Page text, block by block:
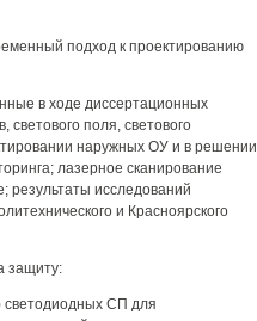
подход к проектированию
в ходе диссертационных
светового поля, светового
наружных ОУ и в решении
лазерное сканирование
результаты исследований
и Красноярского
защиту:
светодиодных СП для